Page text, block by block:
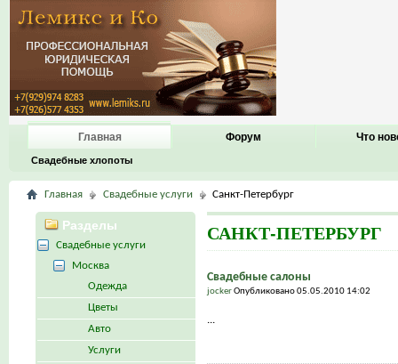
Главная
Свадебные хлопоты
Форум Что
Главная Свадебные услуги Санкт-Петербург
САНКТ-ПЕТЕРБУРГ
Свадебные салоны
jockerОпубликовано 05.05.2010 14:02
...
Разделы
Свадебные услуги
Москва
Одежда
Цветы
Авто
Услуги